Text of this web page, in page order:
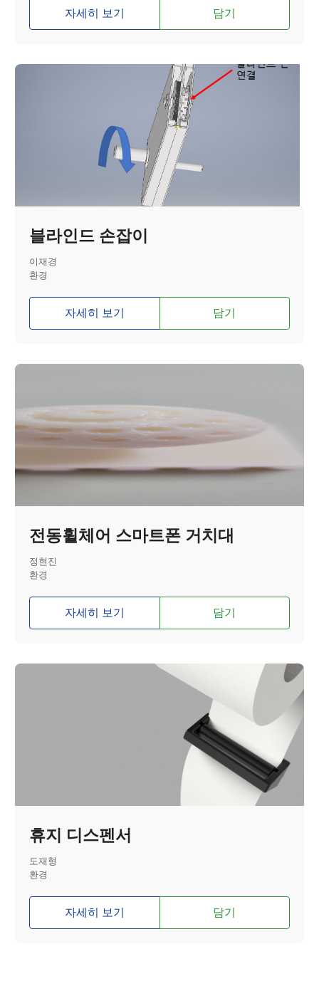
자세히 보기 담기
블라인드 손잡이
이재경
환경
자세히 보기 담기
전동휠체어 스마트폰 거치대
정현진
환경
자세히 보기 담기
휴지 디스펜서
도재형
환경
자세히 보기 담기